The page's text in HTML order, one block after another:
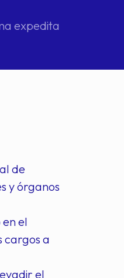
expedita
de
y órganos
el
cargos a
el